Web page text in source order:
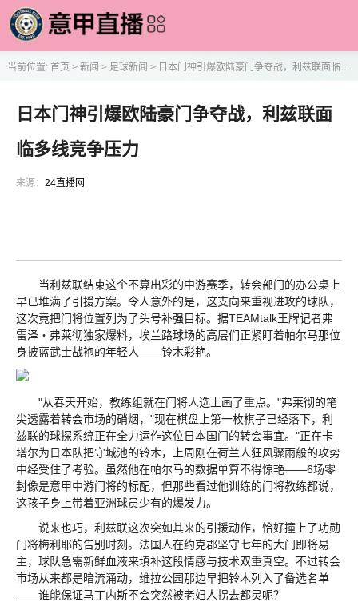
当前位置: 首页 > 新闻 > 足球新闻 > 日本门神引爆欧陆豪门争夺战，利兹联面临多线竞争压力
日本门神引爆欧陆豪门争夺战，利兹联面
临多线竞争压力
来源： 24直播网
当利兹联结束这个不算出彩的中游赛季，转会部门的办公桌上
早已堆满了引援方案。令人意外的是，这支向来重视进攻的球队，
这次竟把门将位置列为了头号补强目标。据TEAMtalk王牌记者弗
雷泽・弗莱彻独家爆料，埃兰路球场的高层们正紧盯着帕尔马那位
身披蓝武士战袍的年轻人——铃木彩艳。
"从春天开始，教练组就在门将人选上画了重点。"弗莱彻的笔
尖透露着转会市场的硝烟，"现在棋盘上第一枚棋子已经落下，利
兹联的球探系统正在全力运作这位日本国门的转会事宜。"正在卡
塔尔为日本队把守城池的铃木，上周刚在荷兰人狂风骤雨般的攻势
中经受住了考验。虽然他在帕尔马的数据单算不得惊艳——6场零
封像是意甲中游门将的标配，但那些看过他训练的门将教练都说，
这孩子身上带着亚洲球员少有的爆发力。
说来也巧，利兹联这次突如其来的引援动作，恰好撞上了功勋
门将梅利耶的告别时刻。法国人在约克郡坚守七年的大门即将易
主，球队急需新鲜血液来填补这段情感与技术双重真空。不过转会
市场从来都是暗流涌动，维拉公园那边早把铃木列入了备选名单
——谁能保证马丁内斯不会突然被老妇人拐去都灵呢？